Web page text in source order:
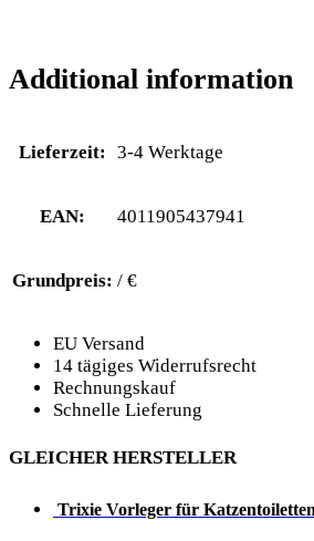
Additional information
Lieferzeit: 3-4 Werktage
EAN: 4011905437941
Grundpreis: / €
EU Versand
14 tägiges Widerrufsrecht
Rechnungskauf
Schnelle Lieferung
GLEICHER HERSTELLER
Trixie Vorleger für